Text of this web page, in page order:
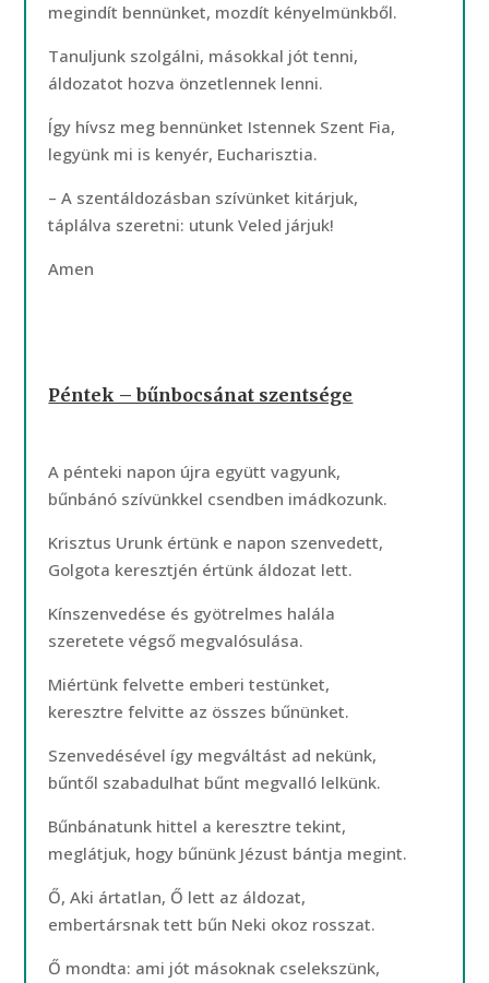
megindít bennünket, mozdít kényelmünkből.
Tanuljunk szolgálni, másokkal jót tenni,
áldozatot hozva önzetlennek lenni.
Így hívsz meg bennünket Istennek Szent Fia,
legyünk mi is kenyér, Eucharisztia.
– A szentáldozásban szívünket kitárjuk,
táplálva szeretni: utunk Veled járjuk!
Amen
Péntek – bűnbocsánat szentsége
A pénteki napon újra együtt vagyunk,
bűnbánó szívünkkel csendben imádkozunk.
Krisztus Urunk értünk e napon szenvedett,
Golgota keresztjén értünk áldozat lett.
Kínszenvedése és gyötrelmes halála
szeretete végső megvalósulása.
Miértünk felvette emberi testünket,
keresztre felvitte az összes bűnünket.
Szenvedésével így megváltást ad nekünk,
bűntől szabadulhat bűnt megvalló lelkünk.
Bűnbánatunk hittel a keresztre tekint,
meglátjuk, hogy bűnünk Jézust bántja megint.
Ő, Aki ártatlan, Ő lett az áldozat,
embertársnak tett bűn Neki okoz rosszat.
Ő mondta: ami jót másoknak cselekszünk,